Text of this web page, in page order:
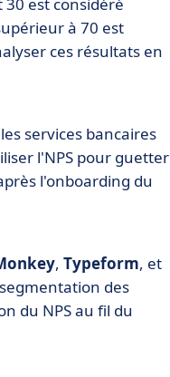
à 70 est
ces résultats en
services bancaires
l'NPS pour guetter
l'onboarding du
, Typeform, et
des
du NPS au fil du